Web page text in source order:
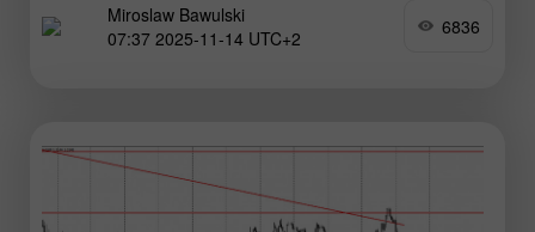
tahlil qilamiz. Ertalabki prognozimda men 1.1636 darajasiga
e'tibor qaratgan edim va shu yerdan
Miroslaw Bawulski
07:37 2025-11-14 UTC+2
6836